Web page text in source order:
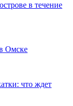
в течение
Омске
что ждет